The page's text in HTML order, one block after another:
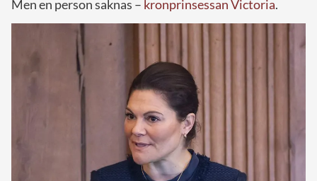
Men en person saknas – kronprinsessan Victoria.